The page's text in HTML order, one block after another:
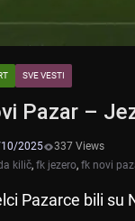
SVE VESTI
Pazar –
2025
337 Views
kilič, fk jezero, fk novi
Pazarce bili su